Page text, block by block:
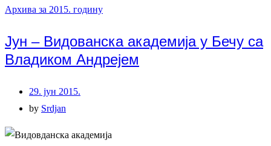
Архива за 2015. годину
Јун – Видованска академија у Бечу са
Владиком Андрејем
29. јун 2015.
by Srdjan